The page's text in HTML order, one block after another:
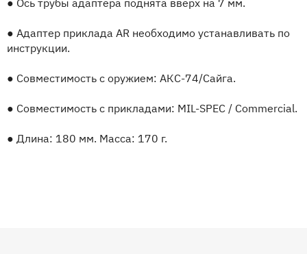
● Адаптер приклада AR необходимо устанавливать по
инструкции.
● Совместимость с оружием: АКC-74/Сайга.
● Совместимость с прикладами: MIL-SPEC / Commercial.
● Длина: 180 мм. Масса: 170 г.